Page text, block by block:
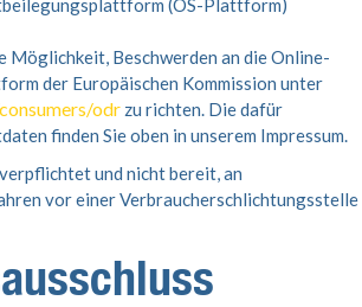
(OS-Plattform)
Möglichkeit, Beschwerden an die Online-
der Europäischen Kommission unter
odr zu richten. Die dafür
finden Sie oben in unserem Impressum.
und nicht bereit, an
vor einer Verbraucherschlichtungsstelle